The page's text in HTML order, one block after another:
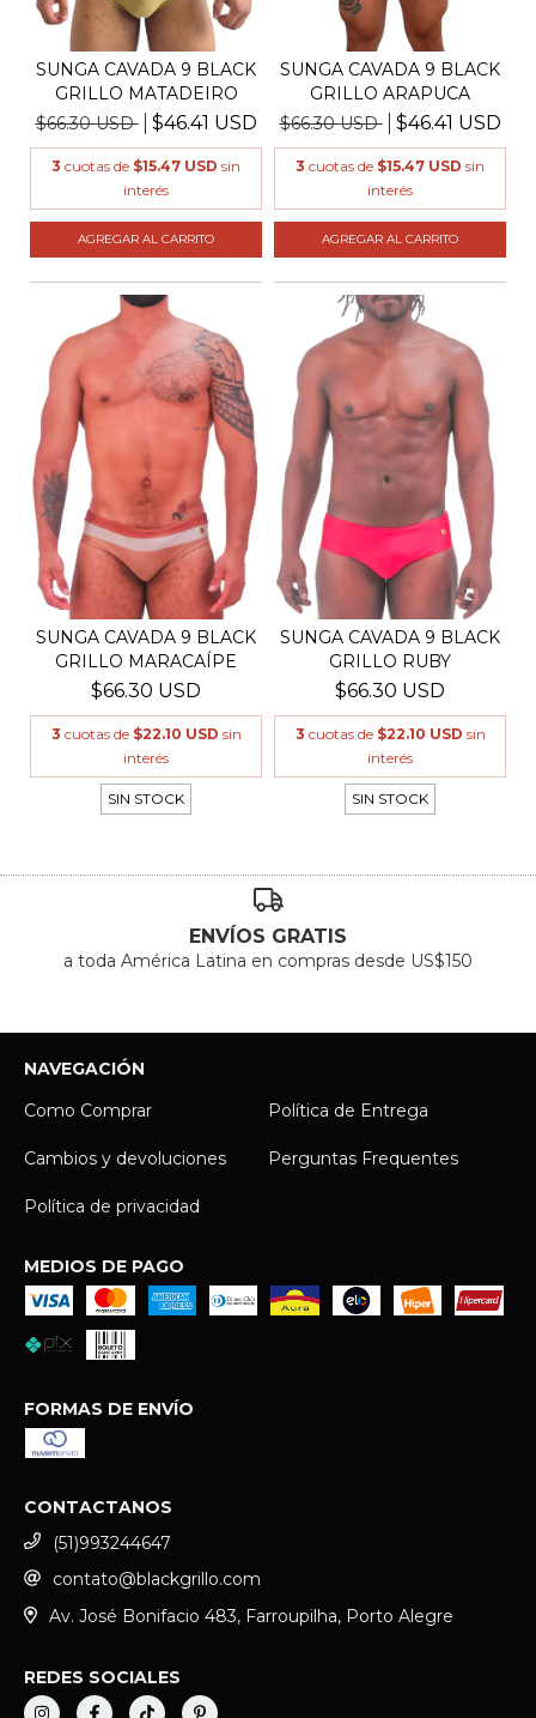
SUNGA CAVADA 9 BLACK
GRILLO MATADEIRO
$66.30 USD
$46.41 USD
3 cuotas de $15.47 USD sin
interés
AGREGAR AL CARRITO
SUNGA CAVADA 9 BLACK
GRILLO ARAPUCA
$66.30 USD
$46.41 USD
3 cuotas de $15.47 USD sin
interés
AGREGAR AL CARRITO
SUNGA CAVADA 9 BLACK
GRILLO MARACAÍPE
$66.30 USD
3 cuotas de $22.10 USD sin
interés
SIN STOCK
SUNGA CAVADA 9 BLACK
GRILLO RUBY
$66.30 USD
3 cuotas de $22.10 USD sin
interés
SIN STOCK
ENVÍOS GRATIS
a toda América Latina en compras desde US$150
NAVEGACIÓN
Como Comprar
Política de Entrega
Cambios y devoluciones Perguntas Frequentes
Política de privacidad
MEDIOS DE PAGO
FORMAS DE ENVÍO
CONTACTANOS
(51)993244647
contato@blackgrillo.com
Av. José Bonifacio 483, Farroupilha, Porto Alegre
REDES SOCIALES